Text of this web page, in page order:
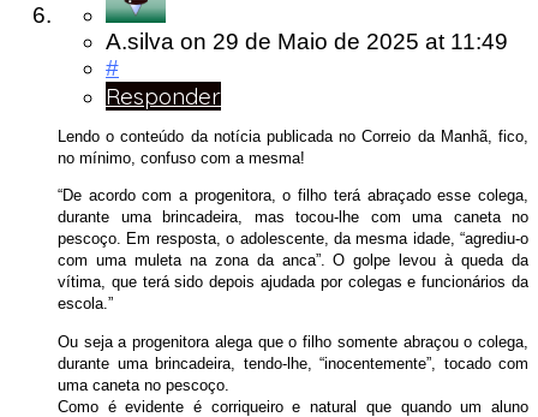
A.silva on 29 de Maio de 2025 at 11:49
#
Responder
Lendo o conteúdo da notícia publicada no Correio da Manhã, fico,
no mínimo, confuso com a mesma!
“De acordo com a progenitora, o filho terá abraçado esse colega,
durante uma brincadeira, mas tocou-lhe com uma caneta no
pescoço. Em resposta, o adolescente, da mesma idade, “agrediu-o
com uma muleta na zona da anca”. O golpe levou à queda da
vítima, que terá sido depois ajudada por colegas e funcionários da
escola.”
Ou seja a progenitora alega que o filho somente abraçou o colega,
durante uma brincadeira, tendo-lhe, “inocentemente”, tocado com
uma caneta no pescoço.
Como é evidente é corriqueiro e natural que quando um aluno